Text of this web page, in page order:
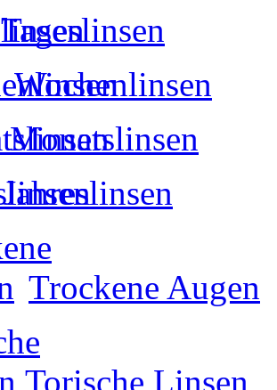
Tageslinsen
Wochenlinsen
Monatslinsen
Jahreslinsen
Trockene Augen
Torische Linsen